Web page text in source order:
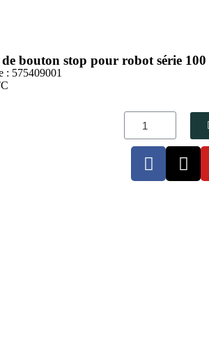
bouton stop pour robot série
: 575409001